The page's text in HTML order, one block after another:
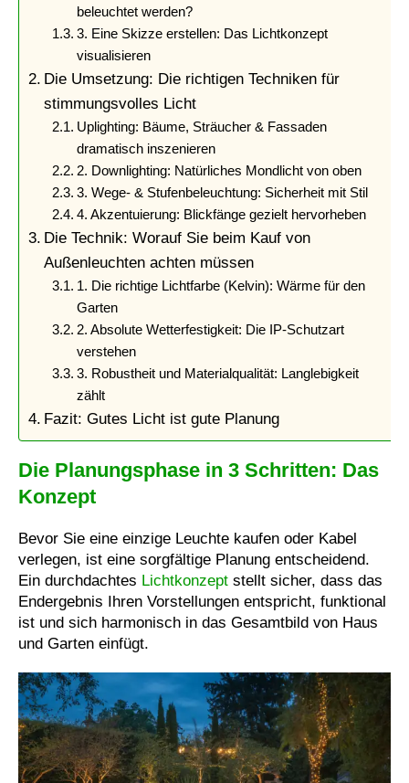
beleuchtet werden?
3. Eine Skizze erstellen: Das Lichtkonzept
visualisieren
Die Umsetzung: Die richtigen Techniken für
stimmungsvolles Licht
Uplighting: Bäume, Sträucher & Fassaden
dramatisch inszenieren
2. Downlighting: Natürliches Mondlicht von oben
3. Wege- & Stufenbeleuchtung: Sicherheit mit Stil
4. Akzentuierung: Blickfänge gezielt hervorheben
Die Technik: Worauf Sie beim Kauf von
Außenleuchten achten müssen
1. Die richtige Lichtfarbe (Kelvin): Wärme für den
Garten
2. Absolute Wetterfestigkeit: Die IP-Schutzart
verstehen
3. Robustheit und Materialqualität: Langlebigkeit
zählt
Fazit: Gutes Licht ist gute Planung
Die Planungsphase in 3 Schritten: Das
Konzept
Bevor Sie eine einzige Leuchte kaufen oder Kabel
verlegen, ist eine sorgfältige Planung entscheidend.
Ein durchdachtes Lichtkonzept stellt sicher, dass das
Endergebnis Ihren Vorstellungen entspricht, funktional
ist und sich harmonisch in das Gesamtbild von Haus
und Garten einfügt.